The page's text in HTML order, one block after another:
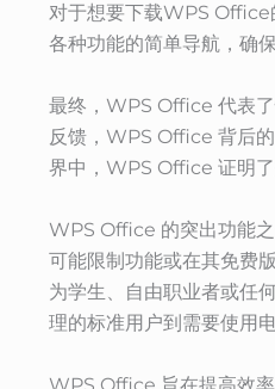
对于想要下载WPS Office
各种功能的简单导航，确
最终，WPS Office 代表
反馈，WPS Office 背后
界中，WPS Office 证明了
WPS Office 的突出功能
可能限制功能或在其免费
为学生、自由职业者或任
理的标准用户到需要使用